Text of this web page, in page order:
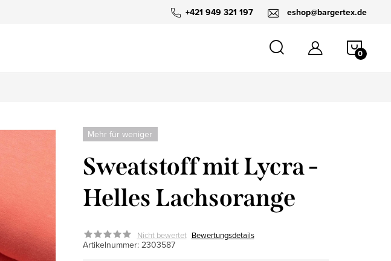
+421 949 321 197 eshop@bargertex.de
Mehr für weniger
Sweatstoff mit Lycra -
Helles Lachsorange
Nicht bewertet Bewertungsdetails
Artikelnummer: 2303587